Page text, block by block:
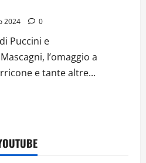
2024 0
Puccini e
l’omaggio a
e tante altre...